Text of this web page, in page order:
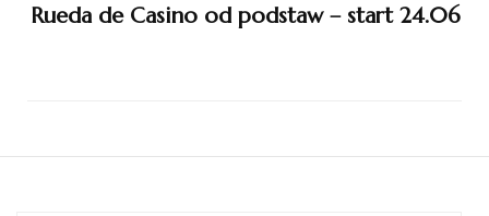
Rueda de Casino od podstaw – start 24.06